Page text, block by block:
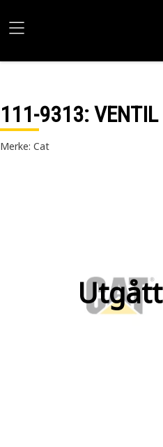
111-9313: VENTIL
Merke: Cat
Utgått